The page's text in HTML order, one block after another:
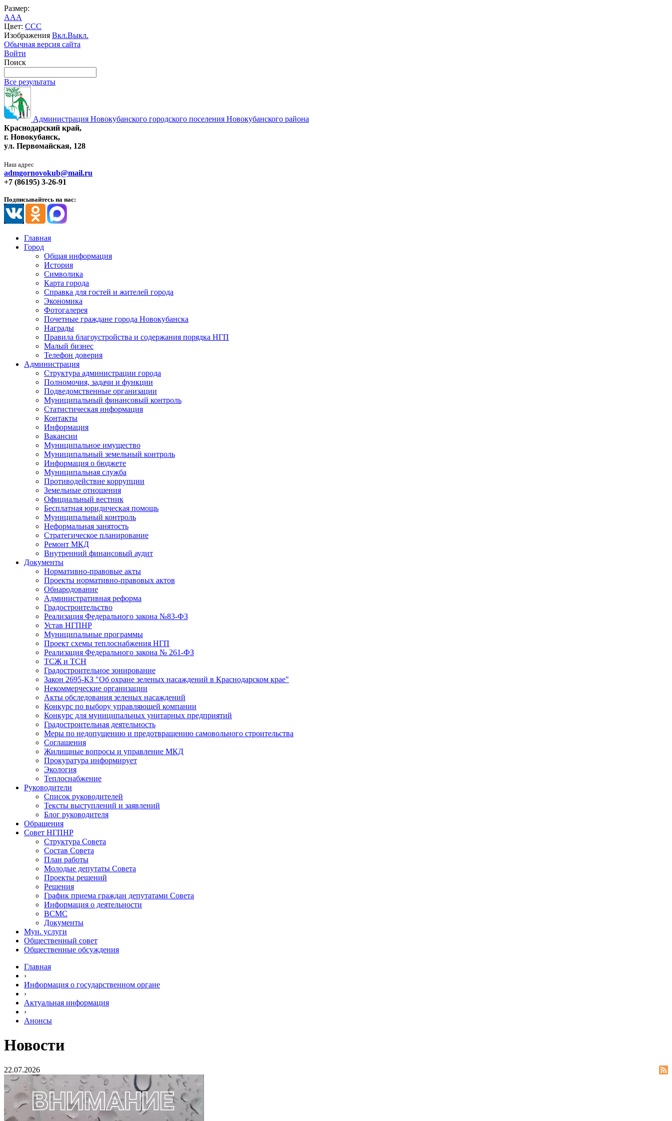
Размер:
AAA
Цвет: CCC
Изображения Вкл.Выкл.
Обычная версия сайта
Войти
Поиск
Все результаты
Администрация Новокубанского городского поселения Новокубанского района
Краснодарский край,
г. Новокубанск,
ул. Первомайская, 128
Наш адрес
admgornovokub@mail.ru
+7 (86195) 3-26-91
Подписывайтесь на нас:
Главная
Город
Общая информация
История
Символика
Карта города
Справка для гостей и жителей города
Экономика
Фотогалерея
Почетные граждане города Новокубанска
Награды
Правила благоустройства и содержания порядка НГП
Малый бизнес
Телефон доверия
Администрация
Структура администрации города
Полномочия, задачи и функции
Подведомственные организации
Муниципальный финансовый контроль
Статистическая информация
Контакты
Информация
Вакансии
Муниципальное имущество
Муниципальный земельный контроль
Информация о бюджете
Муниципальная служба
Противодействие коррупции
Земельные отношения
Официальный вестник
Бесплатная юридическая помощь
Муниципальный контроль
Неформальная занятость
Стратегическое планирование
Ремонт МКД
Внутренний финансовый аудит
Документы
Нормативно-правовые акты
Проекты нормативно-правовых актов
Обнародование
Административная реформа
Градостроительство
Реализация Федерального закона №83-ФЗ
Устав НГПНР
Муниципальные программы
Проект схемы теплоснабжения НГП
Реализация Федерального закона № 261-ФЗ
ТСЖ и ТСН
Градостроительное зонирование
Закон 2695-КЗ "Об охране зеленых насаждений в Краснодарском крае"
Некоммерческие организации
Акты обследования зеленых насаждений
Конкурс по выбору управляющей компании
Конкурс для муниципальных унитарных предприятий
Градостроительная деятельность
Меры по недопущению и предотвращению самовольного строительства
Соглашения
Жилищные вопросы и управление МКД
Прокуратура информирует
Экология
Теплоснабжение
Руководители
Список руководителей
Тексты выступлений и заявлений
Блог руководителя
Обращения
Совет НГПНР
Структура Совета
Состав Совета
План работы
Молодые депутаты Совета
Проекты решений
Решения
График приема граждан депутатами Совета
Информация о деятельности
ВСМС
Документы
Мун. услуги
Общественный совет
Общественные обсуждения
Главная
›
Информация о государственном органе
›
Актуальная информация
›
Анонсы
Новости
22.07.2026